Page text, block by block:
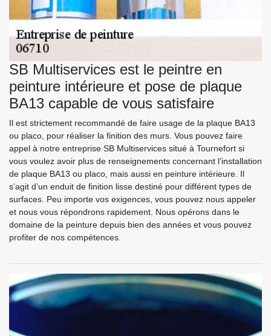
SB Multiservices est le peintre en
peinture intérieure et pose de plaque
BA13 capable de vous satisfaire
Il est strictement recommandé de faire usage de la plaque BA13
ou placo, pour réaliser la finition des murs. Vous pouvez faire
appel à notre entreprise SB Multiservices situé à Tournefort si
vous voulez avoir plus de renseignements concernant l’installation
de plaque BA13 ou placo, mais aussi en peinture intérieure. Il
s’agit d’un enduit de finition lisse destiné pour différent types de
surfaces. Peu importe vos exigences, vous pouvez nous appeler
et nous vous répondrons rapidement. Nous opérons dans le
domaine de la peinture depuis bien des années et vous pouvez
profiter de nos compétences.